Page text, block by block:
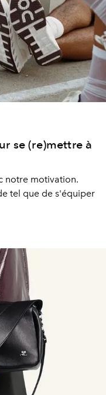
se (re)mettre à
notre motivation.
tel que de s'équiper